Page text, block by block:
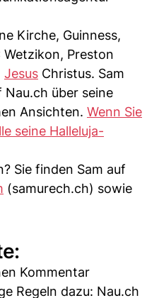
Kirche, Guinness,
Wetzikon, Preston
Jesus Christus. Sam
über seine
Ansichten. Wenn Sie
seine Halleluja-
Sie finden Sam auf
(samurech.ch) sowie
Kommentar
Regeln dazu: Nau.ch